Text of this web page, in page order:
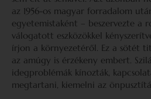
az 1956-os magyar forradalom
egyetemistaként – beszervezte a
válogatott eszközökkel
írjon a környezetéről. Ez a sötét
az amúgy is érzékeny embert.
idegproblémák kínozták,
megtartani, kiemelni az